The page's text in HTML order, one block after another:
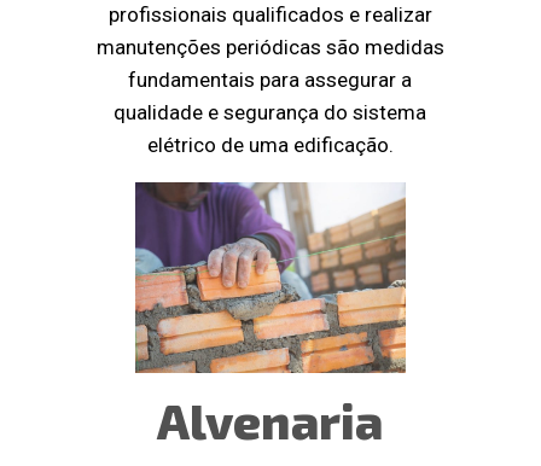
profissionais qualificados e realizar
manutenções periódicas são medidas
fundamentais para assegurar a
qualidade e segurança do sistema
elétrico de uma edificação.
Alvenaria